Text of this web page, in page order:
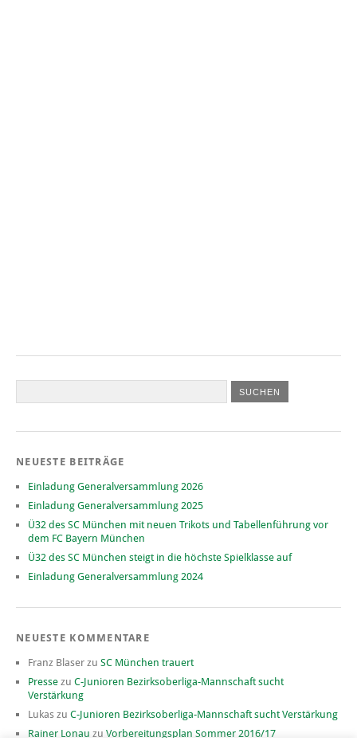
NEUESTE BEITRÄGE
Einladung Generalversammlung 2026
Einladung Generalversammlung 2025
Ü32 des SC München mit neuen Trikots und Tabellenführung vor
dem FC Bayern München
Ü32 des SC München steigt in die höchste Spielklasse auf
Einladung Generalversammlung 2024
NEUESTE KOMMENTARE
Franz Blaser zu SC München trauert
Presse zu C-Junioren Bezirksoberliga-Mannschaft sucht
Verstärkung
Lukas zu C-Junioren Bezirksoberliga-Mannschaft sucht Verstärkung
Rainer Lonau zu Vorbereitungsplan Sommer 2016/17